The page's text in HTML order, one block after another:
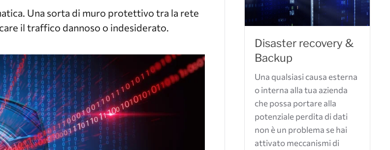
Una sorta di muro protettivo tra la rete
il traffico dannoso o indesiderato.
Disaster recovery &
Backup
Una qualsiasi causa esterna
o interna alla tua azienda
che possa portare alla
potenziale perdita di dati
non è un problema se hai
attivato meccanismi di